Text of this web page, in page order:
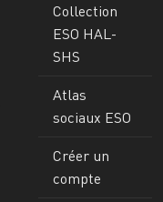
Collection
ESO HAL-
SHS
Atlas
sociaux ESO
Créer un
compte